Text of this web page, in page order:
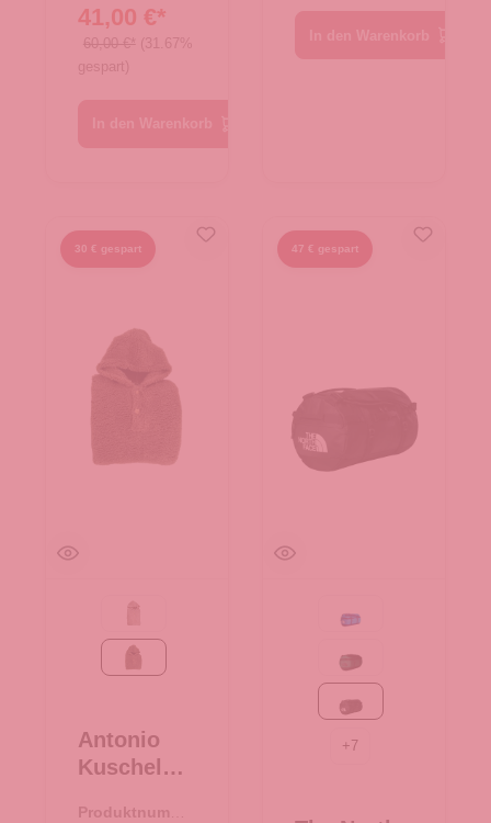
41,00 €*
60,00 €* (31.67%
gespart)
30 € gespart
braun
Antonio
Kuschel
Produktnumme
47 € gespart
Active blue
Evergreen-TNF Black
TNF Black
+7